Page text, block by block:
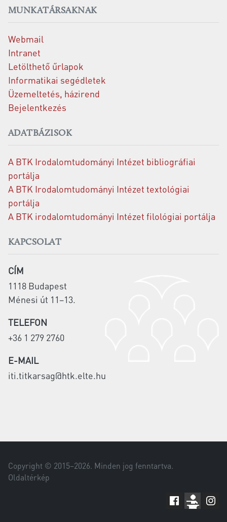
MUNKATÁRSAKNAK
Webmail
Intranet
Letölthető űrlapok
Informatikai segédletek
Üzemeltetés, házirend
Bejelentkezés
ADATBÁZISOK
A BTK Irodalomtudományi Intézet bibliográfiai
portálja
A BTK Irodalomtudományi Intézet textológiai
portálja
A BTK irodalomtudományi Intézet filológiai portálja
KAPCSOLAT
CÍM
1118 Budapest
Ménesi út 11–13.
TELEFON
+36 1 279 2760
E-MAIL
iti.titkarsag@htk.elte.hu
Copyright © 2015–2026. Minden jog fenntartva.
Oldaltérkép